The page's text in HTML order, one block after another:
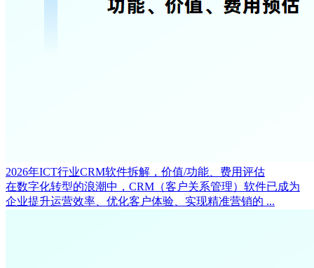
2026年ICT行业CRM软件拆解，价值/功能、费用评估
在数字化转型的浪潮中，CRM（客户关系管理）软件已成为
企业提升运营效率、优化客户体验、实现精准营销的 ...